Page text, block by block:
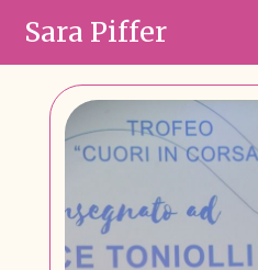
Sara Piffer